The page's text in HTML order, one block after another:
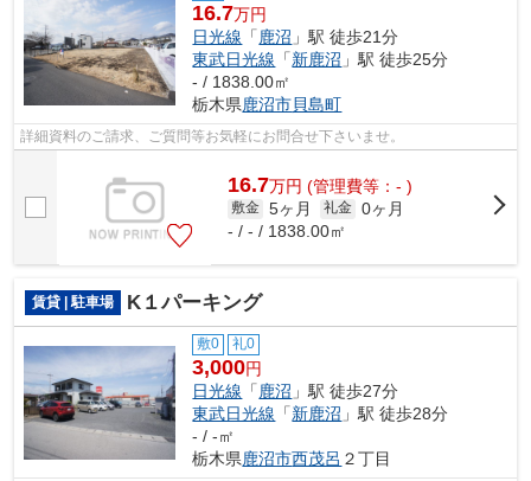
16.7万円
日光線 「鹿沼 」駅 徒歩21分
東武日光線 「新鹿沼 」駅 徒歩25分
- / 1838.00㎡
栃木県鹿沼市貝島町
詳細資料のご請求、ご質問等お気軽にお問合せ下さいませ。
16.7万円 (管理費等：- )
敷金 5ヶ月 礼金 0ヶ月
- / - / 1838.00㎡
賃貸 | 駐車場 K１パーキング
敷0 礼0
3,000円
日光線 「鹿沼 」駅 徒歩27分
東武日光線 「新鹿沼 」駅 徒歩28分
- / -㎡
栃木県鹿沼市西茂呂 ２丁目